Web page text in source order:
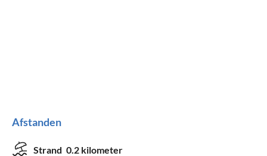
Afstanden
Strand 0.2 kilometer